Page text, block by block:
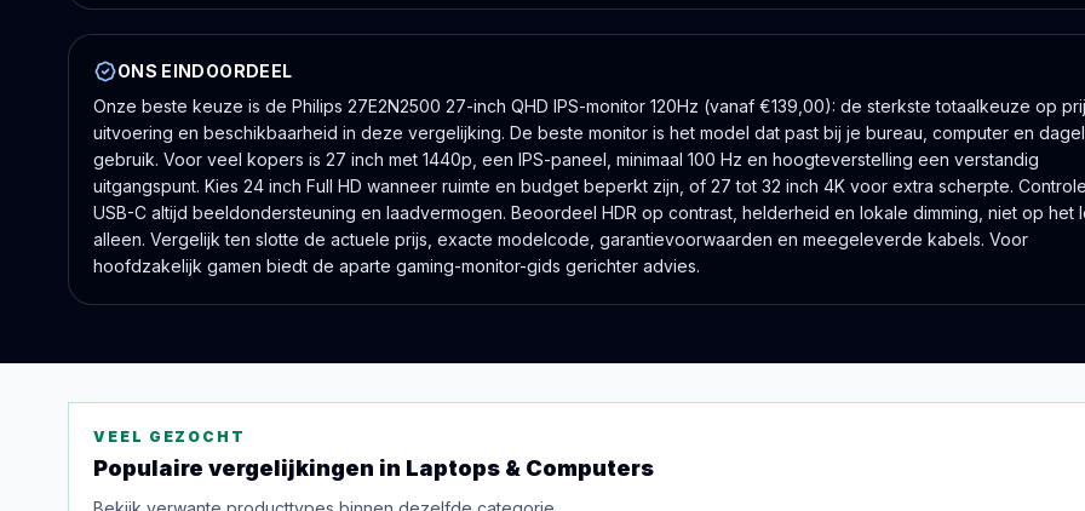
ONS EINDOORDEEL
Onze beste keuze is de Philips 27E2N2500 27-inch QHD IPS-monitor 120Hz (vanaf €139,00): de sterkste totaalkeuze op
uitvoering en beschikbaarheid in deze vergelijking. De beste monitor is het model dat past bij je bureau, computer en
gebruik. Voor veel kopers is 27 inch met 1440p, een IPS-paneel, minimaal 100 Hz en hoogteverstelling een verstandig
uitgangspunt. Kies 24 inch Full HD wanneer ruimte en budget beperkt zijn, of 27 tot 32 inch 4K voor extra scherpte.
USB-C altijd beeldondersteuning en laadvermogen. Beoordeel HDR op contrast, helderheid en lokale dimming, niet op het
alleen. Vergelijk ten slotte de actuele prijs, exacte modelcode, garantievoorwaarden en meegeleverde kabels. Voor
hoofdzakelijk gamen biedt de aparte gaming-monitor-gids gerichter advies.
VEEL GEZOCHT
Populaire vergelijkingen in Laptops & Computers